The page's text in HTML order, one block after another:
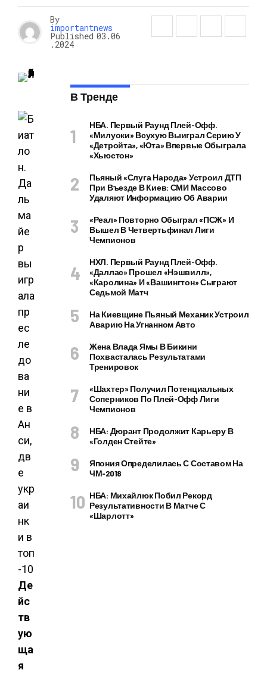
By
importantnews
Published 03.06
.2024
Де
йс
тв
ую
ща
я
В Тренде
НБА. Первый Раунд Плей-Офф.
«Милуоки» Всухую Выиграл Серию У
«Детройта», «Юта» Впервые Обыграла
«Хьюстон»
Пьяный «слуга Народа» Устроил ДТП
При Въезде В Киев: СМИ Массово
Удаляют Информацию Об Аварии
«Реал» Повторно Обыграл «ПСЖ» И
Вышел В Четвертьфинал Лиги
Чемпионов
НХЛ. Первый Раунд Плей-Офф.
«Даллас» Прошел «Нэшвилл»,
«Каролина» И «Вашингтон» Сыграют
Седьмой Матч
На Киевщине Пьяный Механик Устроил
Аварию На Угнанном Авто
Жена Влада Ямы В Бикини
Похвасталась Результатами
Тренировок
«Шахтер» Получил Потенциальных
Соперников По Плей-Офф Лиги
Чемпионов
НБА: Дюрант Продолжит Карьеру В
«Голден Стейте»
Япония Определилась С Составом На
ЧМ-2018
НБА: Михайлюк Побил Рекорд
Результативности В Матче С
«Шарлотт»